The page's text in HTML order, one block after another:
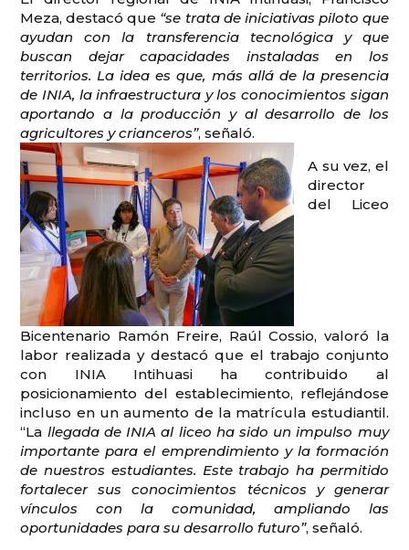
Meza, destacó que “se trata de iniciativas piloto que
ayudan con la transferencia tecnológica y que
buscan dejar capacidades instaladas en los
territorios. La idea es que, más allá de la presencia
de INIA, la infraestructura y los conocimientos sigan
aportando a la producción y al desarrollo de los
agricultores y crianceros”, señaló.
A su vez, el
director
del Liceo
Bicentenario Ramón Freire, Raúl Cossio, valoró la
labor realizada y destacó que el trabajo conjunto
con INIA Intihuasi ha contribuido al
posicionamiento del establecimiento, reflejándose
incluso en un aumento de la matrícula estudiantil.
“La llegada de INIA al liceo ha sido un impulso muy
importante para el emprendimiento y la formación
de nuestros estudiantes. Este trabajo ha permitido
fortalecer sus conocimientos técnicos y generar
vínculos con la comunidad, ampliando las
oportunidades para su desarrollo futuro”, señaló.